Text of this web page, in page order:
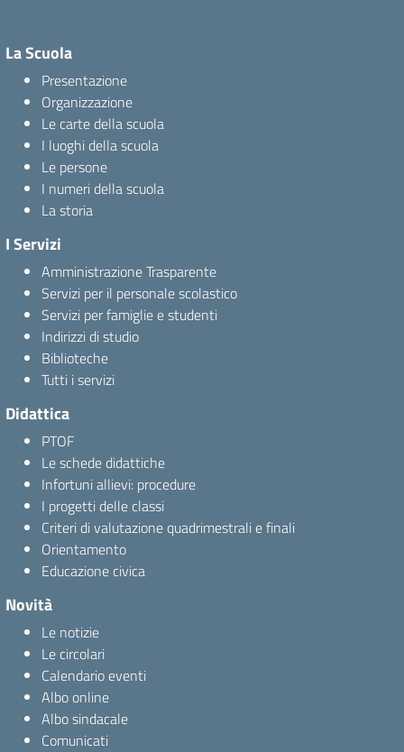
La Scuola
Presentazione
Organizzazione
Le carte della scuola
I luoghi della scuola
Le persone
I numeri della scuola
La storia
I Servizi
Amministrazione Trasparente
Servizi per il personale scolastico
Servizi per famiglie e studenti
Indirizzi di studio
Biblioteche
Tutti i servizi
Didattica
PTOF
Le schede didattiche
Infortuni allievi: procedure
I progetti delle classi
Criteri di valutazione quadrimestrali e finali
Orientamento
Educazione civica
Novità
Le notizie
Le circolari
Calendario eventi
Albo online
Albo sindacale
Comunicati